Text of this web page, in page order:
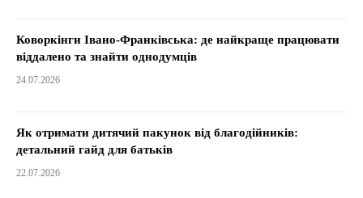
Коворкінги Івано-Франківська: де найкраще працювати
віддалено та знайти однодумців
24.07.2026
Як отримати дитячий пакунок від благодійників:
детальний гайд для батьків
22.07.2026